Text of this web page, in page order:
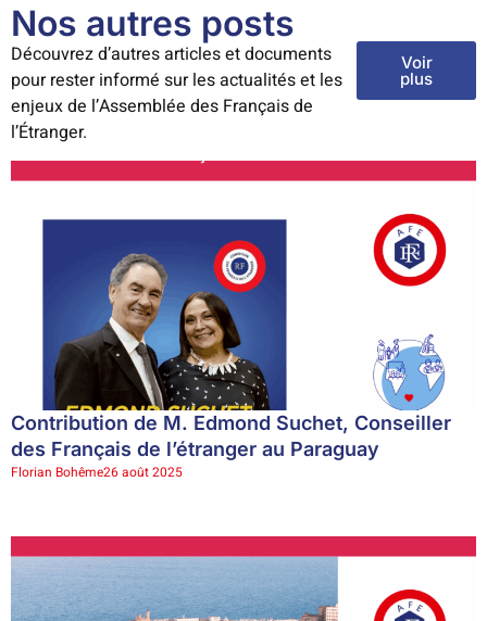
Nos autres posts
Découvrez d’autres articles et documents
pour rester informé sur les actualités et les
enjeux de l’Assemblée des Français de
l’Étranger.
Voir
plus
Contribution de M. Edmond Suchet, Conseiller
des Français de l’étranger au Paraguay
Florian Bohême26 août 2025